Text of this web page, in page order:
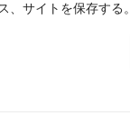
、サイトを保存する。